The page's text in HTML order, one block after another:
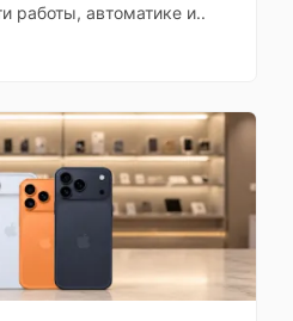
алюминий
алюминий
работы, автоматике и..